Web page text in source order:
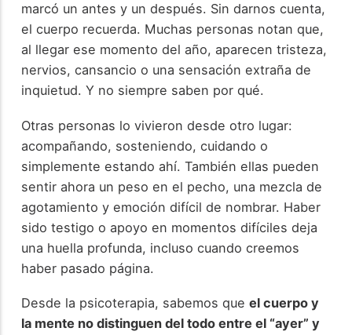
marcó un antes y un después. Sin darnos cuenta,
el cuerpo recuerda. Muchas personas notan que,
al llegar ese momento del año, aparecen tristeza,
nervios, cansancio o una sensación extraña de
inquietud. Y no siempre saben por qué.
Otras personas lo vivieron desde otro lugar:
acompañando, sosteniendo, cuidando o
simplemente estando ahí. También ellas pueden
sentir ahora un peso en el pecho, una mezcla de
agotamiento y emoción difícil de nombrar. Haber
sido testigo o apoyo en momentos difíciles deja
una huella profunda, incluso cuando creemos
haber pasado página.
Desde la psicoterapia, sabemos que el cuerpo y
la mente no distinguen del todo entre el “ayer” y